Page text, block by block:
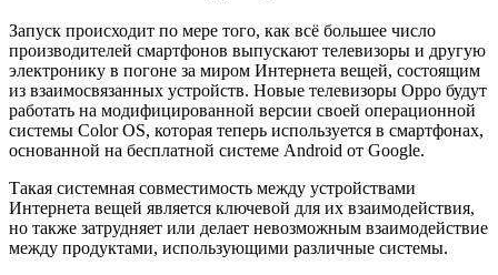
Запуск происходит по мере того, как всё большее число
производителей смартфонов выпускают телевизоры и другую
электронику в погоне за миром Интернета вещей, состоящим
из взаимосвязанных устройств. Новые телевизоры Oppo будут
работать на модифицированной версии своей операционной
системы Color OS, которая теперь используется в смартфонах,
основанной на бесплатной системе Android от Google.
Такая системная совместимость между устройствами
Интернета вещей является ключевой для их взаимодействия,
но также затрудняет или делает невозможным взаимодействие
между продуктами, использующими различные системы.